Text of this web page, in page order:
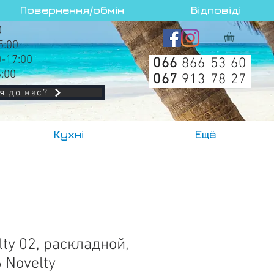
Повернення/обмін Відповіді
17:00
до нас?
066 866 53 60
067 913 78 27
Кухні Ещё
02, раскладной,
Novelty